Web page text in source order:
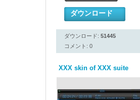
ダウンロード
ダウンロード: 51445
コメント: 0
XXX skin of XXX suite